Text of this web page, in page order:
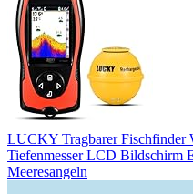
LUCKY Tragbarer Fischfinder
Tiefenmesser LCD Bildschirm
Meeresangeln